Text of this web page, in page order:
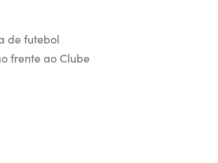
de futebol
frente ao Clube